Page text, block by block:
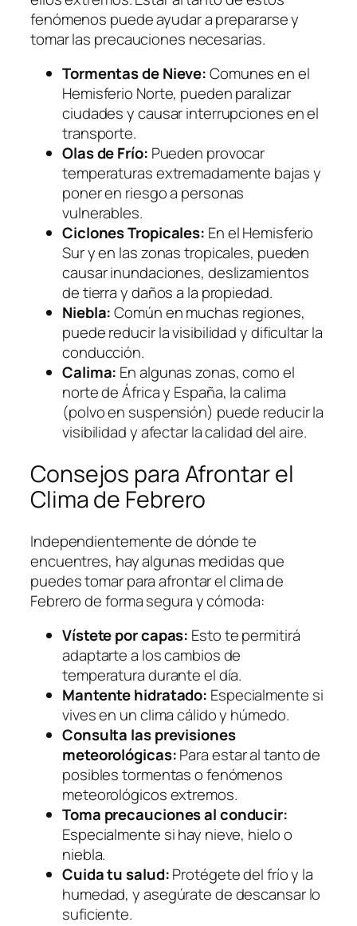
fenómenos puede ayudar a prepararse y
tomar las precauciones necesarias.
Tormentas de Nieve:Comunes en el
Hemisferio Norte, pueden paralizar
ciudades y causar interrupciones en el
transporte.
Olas de Frío: Pueden provocar
temperaturas extremadamente bajas y
poner en riesgo a personas
vulnerables.
Ciclones Tropicales: En el Hemisferio
Sur y en las zonas tropicales, pueden
causar inundaciones, deslizamientos
de tierra y daños a la propiedad.
Niebla:Común en muchas regiones,
puede reducir la visibilidad y dificultar la
conducción.
Calima: En algunas zonas, como el
norte de África y España, la calima
(polvo en suspensión) puede reducir la
visibilidad y afectar la calidad del aire.
Consejos para Afrontar el
Clima de Febrero
Independientemente de dónde te
encuentres, hay algunas medidas que
puedes tomar para afrontar el clima de
Febrero de forma segura y cómoda:
Vístete por capas: Esto te permitirá
adaptarte a los cambios de
temperatura durante el día.
Mantente hidratado: Especialmente si
vives en un clima cálido y húmedo.
Consulta las previsiones
meteorológicas:Para estar al tanto de
posibles tormentas o fenómenos
meteorológicos extremos.
Toma precauciones al conducir:
Especialmente si hay nieve, hielo o
niebla.
Cuida tu salud:Protégete del frío y la
humedad, y asegúrate de descansar lo
suficiente.